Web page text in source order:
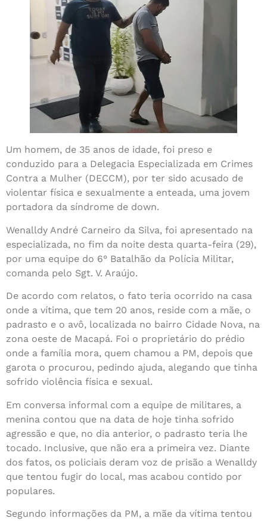
Um homem, de 35 anos de idade, foi preso e
conduzido para a Delegacia Especializada em Crimes
Contra a Mulher (DECCM), por ter sido acusado de
violentar física e sexualmente a enteada, uma jovem
portadora da síndrome de down.
Wenalldy André Carneiro da Silva, foi apresentado na
especializada, no fim da noite desta quarta-feira (29),
por uma equipe do 6° Batalhão da Polícia Militar,
comanda pelo Sgt. V. Araújo.
De acordo com relatos, o fato teria ocorrido na casa
onde a vítima, que tem 20 anos, reside com a mãe, o
padrasto e o avô, localizada no bairro Cidade Nova, na
zona oeste de Macapá. Foi o proprietário do prédio
onde a família mora, quem chamou a PM, depois que
garota o procurou, pedindo ajuda, alegando que tinha
sofrido violência física e sexual.
Em conversa informal com a equipe de militares, a
menina contou que na data de hoje tinha sofrido
agressão e que, no dia anterior, o padrasto teria lhe
tocado. Inclusive, que não era a primeira vez. Diante
dos fatos, os policiais deram voz de prisão a Wenalldy
que tentou fugir do local, mas acabou contido por
populares.
Segundo informações da PM, a mãe da vítima tentou